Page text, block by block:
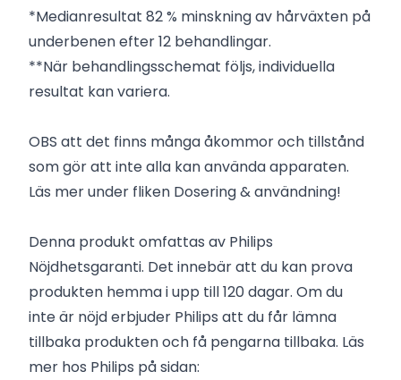
*Medianresultat 82 % minskning av hårväxten på
underbenen efter 12 behandlingar.
**När behandlingsschemat följs, individuella
resultat kan variera.
OBS att det finns många åkommor och tillstånd
som gör att inte alla kan använda apparaten.
Läs mer under fliken Dosering & användning!
Denna produkt omfattas av Philips
Nöjdhetsgaranti. Det innebär att du kan prova
produkten hemma i upp till 120 dagar. Om du
inte är nöjd erbjuder Philips att du får lämna
tillbaka produkten och få pengarna tillbaka. Läs
mer hos Philips på sidan: